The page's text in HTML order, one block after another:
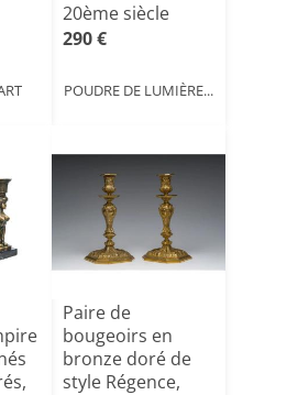
20ème siècle
290 €
POUDRE DE LUMIÈRE...
Paire de
bougeoirs en
bronze doré de
style Régence,